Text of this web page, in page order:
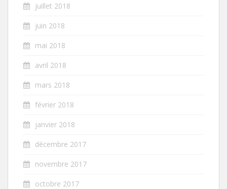
juillet 2018
juin 2018
mai 2018
avril 2018
mars 2018
février 2018
janvier 2018
décembre 2017
novembre 2017
octobre 2017